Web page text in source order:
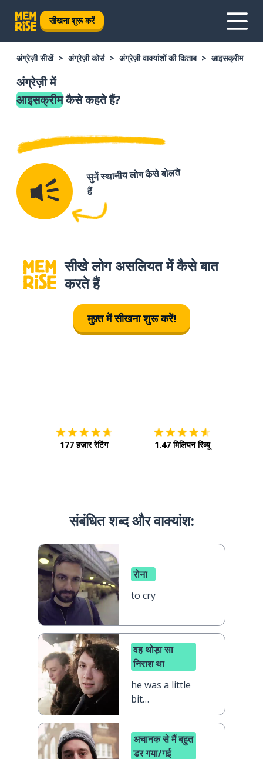
सीखना शुरू करें
अंग्रेज़ी सीखें अंग्रेज़ी कोर्स अंग्रेज़ी वाक्यांशों की किताब आइसक्रीम
अंग्रेज़ी में
आइसक्रीमकैसे कहते हैं?
सुनें स्थानीय लोग कैसे बोलते
हैं
सीखे लोग असलियत में कैसे बात
करते हैं
मुफ़्त में सीखना शुरू करें!
इस पर डाउनलोड करें ऐप स्टोर
177 हज़ार रेटिंग
इसे चालू
1.47 मिलियन रिव्यू
संबंधित शब्द और वाक्‍यांश:
रोना
to cry
वह थोड़ा सा
निराश था
he was a little
bit
disappointed
अचानक से मैं बहुत
डर गया/गई